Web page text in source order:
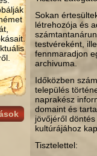
Sokan
létrehozója és
testvéreként,
fennmaradjon
archivuma.
Időközben
település
naprakész
domaint és
jövőjéről
kultúrájához
Tisztelettel: